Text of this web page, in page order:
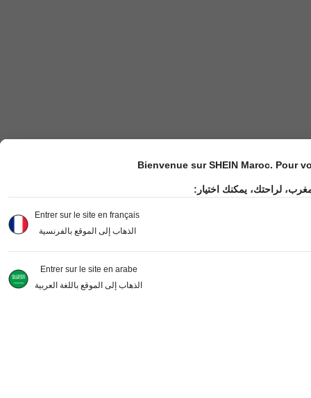
Bienvenue sur SHEIN Maroc. Pour
لراحتك، يمكنك اختيار:
Entrer sur le site en français
الذهاب إلى الموقع بالفرنسية
Entrer sur le site en arabe
الذهاب إلى الموقع باللغة العربية